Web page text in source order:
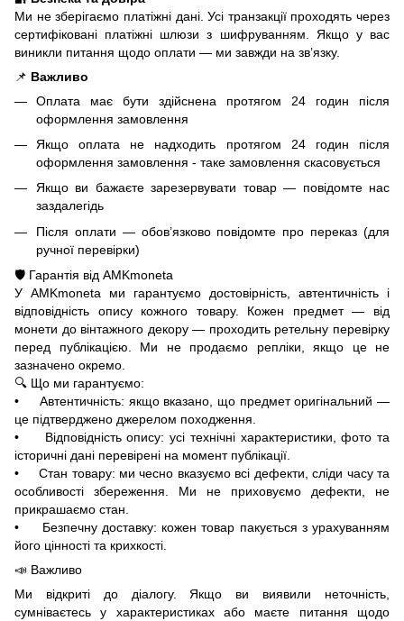
Ми не зберігаємо платіжні дані. Усі транзакції проходять через
сертифіковані платіжні шлюзи з шифруванням. Якщо у вас
виникли питання щодо оплати — ми завжди на зв’язку.
📌 Важливо
Оплата має бути здійснена протягом 24 годин після
оформлення замовлення
Якщо оплата не надходить протягом 24 годин після
оформлення замовлення - таке замовлення скасовується
Якщо ви бажаєте зарезервувати товар — повідомте нас
заздалегідь
Після оплати — обов’язково повідомте про переказ (для
ручної перевірки)
🛡️ Гарантія від AMKmoneta
У AMKmoneta ми гарантуємо достовірність, автентичність і
відповідність опису кожного товару. Кожен предмет — від
монети до вінтажного декору — проходить ретельну перевірку
перед публікацією. Ми не продаємо репліки, якщо це не
зазначено окремо.
🔍 Що ми гарантуємо:
• Автентичність: якщо вказано, що предмет оригінальний —
це підтверджено джерелом походження.
• Відповідність опису: усі технічні характеристики, фото та
історичні дані перевірені на момент публікації.
• Стан товару: ми чесно вказуємо всі дефекти, сліди часу та
особливості збереження. Ми не приховуємо дефекти, не
прикрашаємо стан.
• Безпечну доставку: кожен товар пакується з урахуванням
його цінності та крихкості.
📣 Важливо
Ми відкриті до діалогу. Якщо ви виявили неточність,
сумніваєтесь у характеристиках або маєте питання щодо